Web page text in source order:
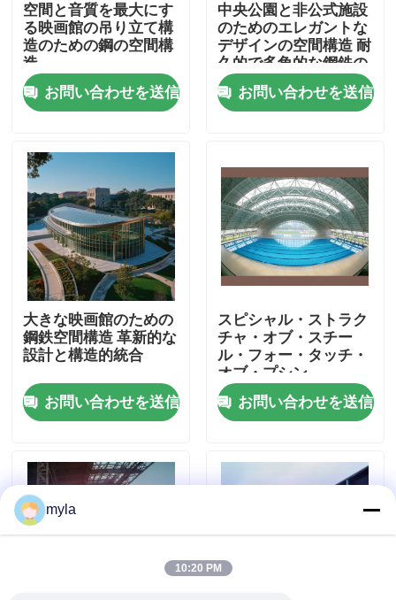
家
私達について
工場旅行
品質管理
私達に連絡しなさい
ニュース
場合
鋼鉄スペース フレーム
空間と音質を最大にす
る映画館の吊り立て構
造のための鋼の空間構
造
お問い合わせを送信
中央公園と非公式施設
のためのエレガントな
デザインの空間構造 耐
久的で多角的な鋼鉄の
建物
お問い合わせを送信
大きな映画館のための
鋼鉄空間構造 革新的な
設計と構造的統合
お問い合わせを送信
スピシャル・ストラク
チャ・オブ・スチー
ル・フォー・タッチ・
オブ・プシン
お問い合わせを送信
myla
10:20 PM